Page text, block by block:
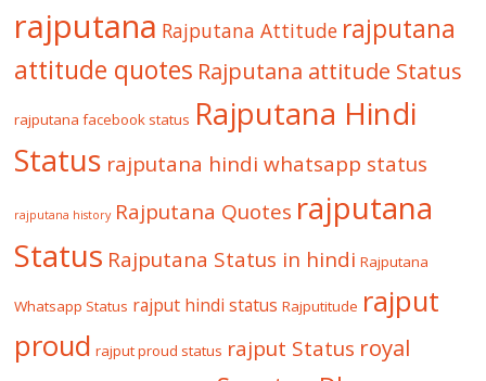
rajputana Rajputana Attitude rajputana
attitude quotes Rajputana attitude Status
rajputana facebook status Rajputana Hindi
Status rajputana hindi whatsapp status
rajputana history Rajputana Quotes rajputana
Status Rajputana Status in hindi Rajputana
Whatsapp Status rajput hindi status Rajputitude rajput
proud rajput proud status rajput Status royal